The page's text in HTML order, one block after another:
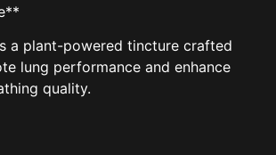
a plant-powered tincture crafted
lung performance and enhance
quality.